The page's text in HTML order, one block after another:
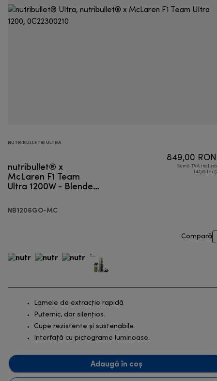
NUTRIBULLET® ULTRA
nutribullet® x
McLaren F1 Team
Ultra 1200W - Blender
NB1206GO-MC
849,00 RON
Sumă TVA
147,35 lei
Compară
Lamele de extracție rapidă
Puternic, dar silențios.
Cupe rezistente și sustenabile.
Interfață cu pictograme luminoase.
Adaugă în coș